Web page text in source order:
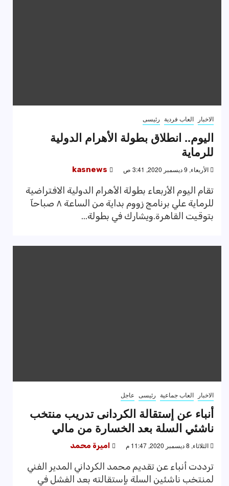
الاخبار العاب فردية رئيسى
اليوم.. انطلاق بطولة الأهرام الدولية
للرماية
الأربعاء, 9 ديسمبر 2020, 3:41 ص kasnews
تقام اليوم الأربعاء بطولة الأهرام الدولية الافتراضية
للرماية علي برنامج زووم بداية من الساعة ٨ صباحآ
بتوقيت القاهرة.ويشارك في بطولة...
الاخبار العاب جماعية رئيسى عاجل
أنباء عن إستقالة الكردانى تدريب منتخب
ناشئي السلة بعد الخسارة من مالي
الثلاثاء, 8 ديسمبر 2020, 11:47 م اميرة محمد
ترددت أنباء عن تقديم محمد الكرداني المدير الفني
لمنتخب ناشئين السلة بإستقالته بعد الفشل في